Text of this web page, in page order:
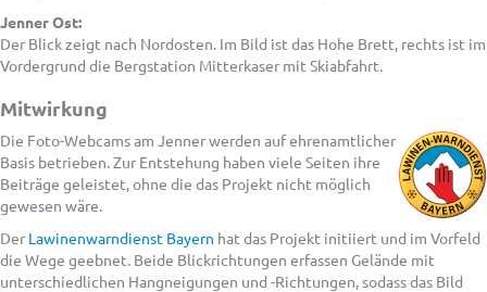
Jenner Ost:
Der Blick zeigt nach Nordosten. Im Bild ist das Hohe Brett, rechts ist im
Vordergrund die Bergstation Mitterkaser mit Skiabfahrt.
Mitwirkung
Die Foto-Webcams am Jenner werden auf ehrenamtlicher
Basis betrieben. Zur Entstehung haben viele Seiten ihre
Beiträge geleistet, ohne die das Projekt nicht möglich
gewesen wäre.
Der Lawinenwarndienst Bayern hat das Projekt initiiert und im Vorfeld
die Wege geebnet. Beide Blickrichtungen erfassen Gelände mit
unterschiedlichen Hangneigungen und -Richtungen, sodass das Bild